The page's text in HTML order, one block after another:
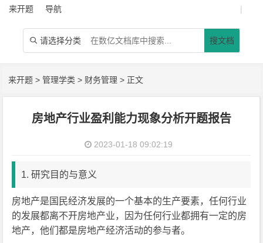
来开题 导航 |
 请选择分类 搜文档
来开题 >管理学类 > 财务管理 > 正文
房地产行业盈利能力现象分析开题报告
2023-01-18 09:02:19
1. 研究目的与意义
房地产是国民经济发展的一个基本的生产要素，任何行业
的发展都离不开房地产业，因为任何行业都拥有一定的房
地产，他们都是房地产经济活动的参与者。